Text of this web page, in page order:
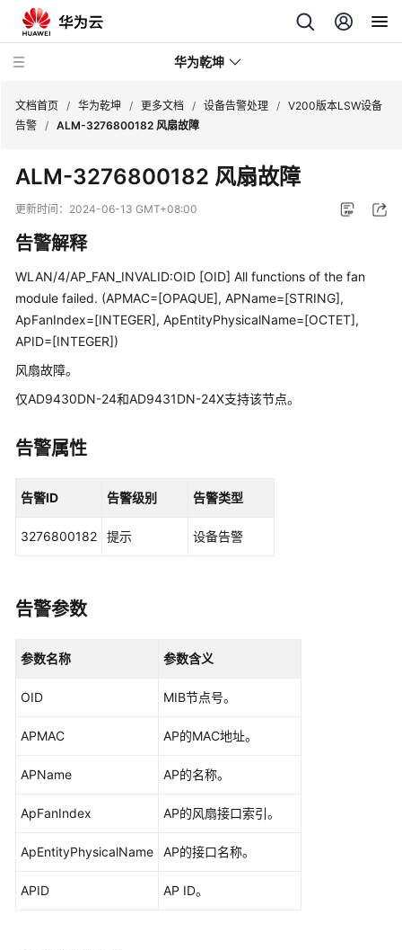
华为乾坤
全
云
务
云
管
理
网
络
华
乾
决
案
为
乾
APP
华
乾
租
公
操
文档首页 / 华为乾坤 / 更多文档 / 设备告警处理 / V200版本LSW设备
告警 / ALM-3276800182 风扇故障
ALM-3276800182 风扇故障
更新时间： 2024-06-13 GMT+08:00
告警解释
WLAN/4/AP_FAN_INVALID:OID [OID] All functions of the fan
module failed. (APMAC=[OPAQUE], APName=[STRING],
ApFanIndex=[INTEGER], ApEntityPhysicalName=[OCTET],
APID=[INTEGER])
风扇故障。
仅AD9430DN-24和AD9431DN-24X支持该节点。
告警属性
告警ID 告警级别 告警类型
3276800182 提示 设备告警
告警参数
参数名称 参数含义
OID MIB节点号。
APMAC AP的MAC地址。
APName AP的名称。
ApFanIndex AP的风扇接口索引。
ApEntityPhysicalName AP的接口名称。
APID AP ID。